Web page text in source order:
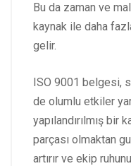
Bu da zaman ve
kaynak ile daha
gelir.
ISO 9001 belgesi,
de olumlu etkiler
yapılandırılmış
parçası olmaktan
artırır ve ekip